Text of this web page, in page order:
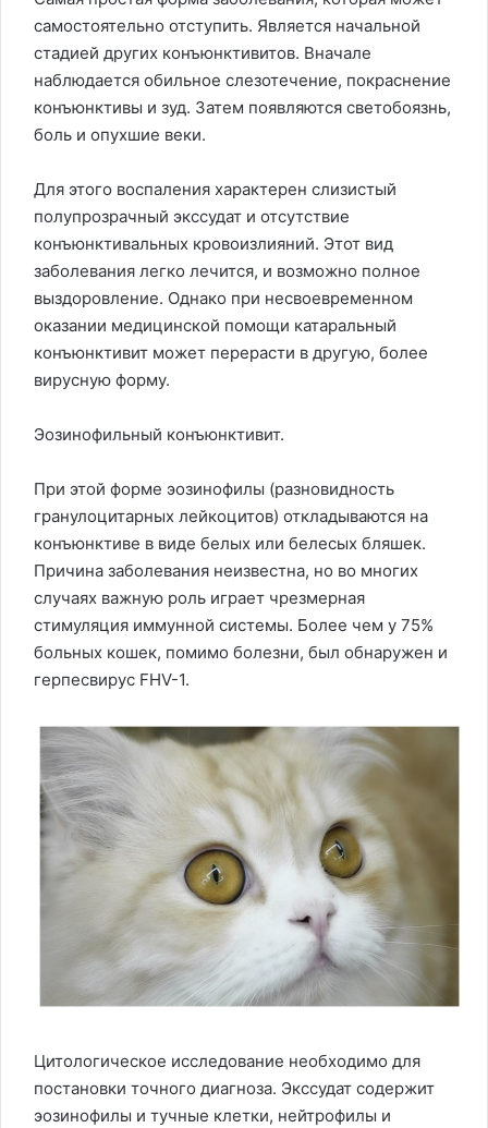
самостоятельно отступить. Является начальной
стадией других конъюнктивитов. Вначале
наблюдается обильное слезотечение, покраснение
конъюнктивы и зуд. Затем появляются светобоязнь,
боль и опухшие веки.
Для этого воспаления характерен слизистый
полупрозрачный экссудат и отсутствие
конъюнктивальных кровоизлияний. Этот вид
заболевания легко лечится, и возможно полное
выздоровление. Однако при несвоевременном
оказании медицинской помощи катаральный
конъюнктивит может перерасти в другую, более
вирусную форму.
Эозинофильный конъюнктивит.
При этой форме эозинофилы (разновидность
гранулоцитарных лейкоцитов) откладываются на
конъюнктиве в виде белых или белесых бляшек.
Причина заболевания неизвестна, но во многих
случаях важную роль играет чрезмерная
стимуляция иммунной системы. Более чем у 75%
больных кошек, помимо болезни, был обнаружен и
герпесвирус FHV-1.
Цитологическое исследование необходимо для
постановки точного диагноза. Экссудат содержит
эозинофилы и тучные клетки, нейтрофилы и